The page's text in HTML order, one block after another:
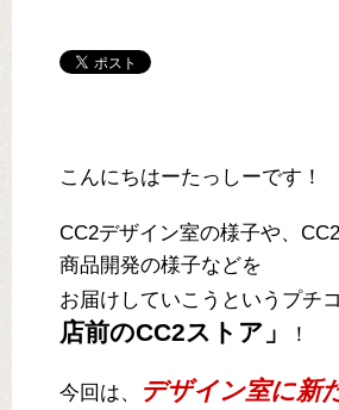
こんにちはーたっしーです！
CC2デザイン室の様子や、
商品開発の様子などを
お届けしていこうというプチ
店前のCC2ストア」
！
今回は、
デザイン室に新